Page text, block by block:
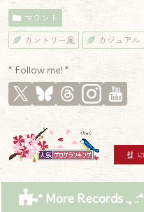
マウント
カントリー風 カジュアル
* Follow me! *
* More Records .｡.:*